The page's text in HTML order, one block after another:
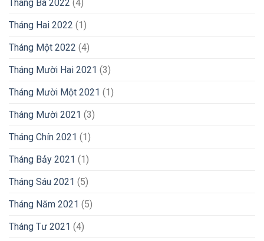
Tháng Ba 2022 (4)
Tháng Hai 2022 (1)
Tháng Một 2022 (4)
Tháng Mười Hai 2021 (3)
Tháng Mười Một 2021 (1)
Tháng Mười 2021 (3)
Tháng Chín 2021 (1)
Tháng Bảy 2021 (1)
Tháng Sáu 2021 (5)
Tháng Năm 2021 (5)
Tháng Tư 2021 (4)